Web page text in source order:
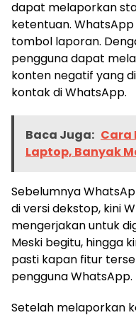
dapat melaporkan
ketentuan.
tombol laporan.
pengguna dapat
konten negatif yang
kontak di WhatsApp.
Baca Juga: Cara
Laptop, Banyak
Sebelumnya
di versi dekstop, kini
mengerjakan untuk
Meski begitu, hingga
pasti kapan fitur
pengguna WhatsApp.
Setelah melaporkan